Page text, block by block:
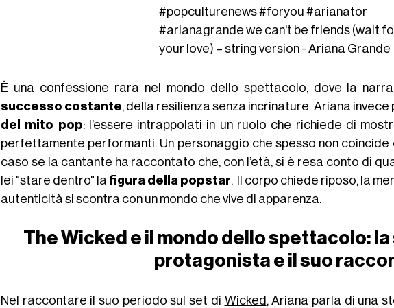
#popculturenews#foryou #arianator
#arianagrande we can't be friends (wait
your love) – string version - Ariana Grande
È una confessione rara nel mondo dello spettacolo, dove la
successo costante, della resilienza senza incrinature. Ariana
del mito pop: l’essere intrappolati in un ruolo che richiede di
perfettamente performanti. Un personaggio che spesso non coincide
caso se la cantante ha raccontato che, con l’età, si è resa conto di
lei "stare dentro" la figura della popstar. Il corpo chiede riposo, la
autenticità si scontra con un mondo che vive di apparenza.
The Wicked e il mondo dello spettacolo:
protagonista e il suo
Nel raccontare il suo periodo sul set di Wicked , Ariana parla di una